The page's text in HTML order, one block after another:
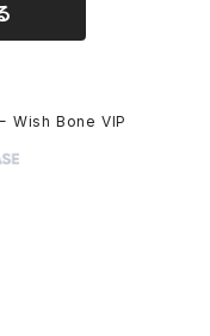
ー Wish Bone VIP